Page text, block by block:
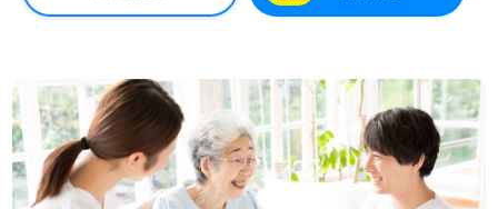
◎あなたらしさをプラスオン！『介護力とホテルのホスピ
看護助手や介護職経験のある方をお迎えします。グループ
企業/スーパーホテル様で誕生した『こころからのおもてな
し』を大切に運営。パーキンソン病に特化した介護支援を
専門とされる事業所様です。一緒に働く仲間に『ありがと
う！』の気持ち伝える『サンクスカード』のあるカルチャ
ーも働くあなたのモチベーションに！『ご利用者様のお役